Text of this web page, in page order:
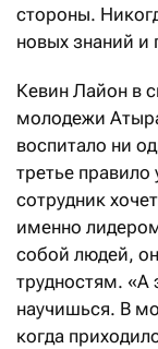
стороны.
новых знаний и
Кевин Лайон в
молодежи
воспитало ни
третье правило
сотрудник
именно
собой людей,
трудностям. «А
научишься. В
когда